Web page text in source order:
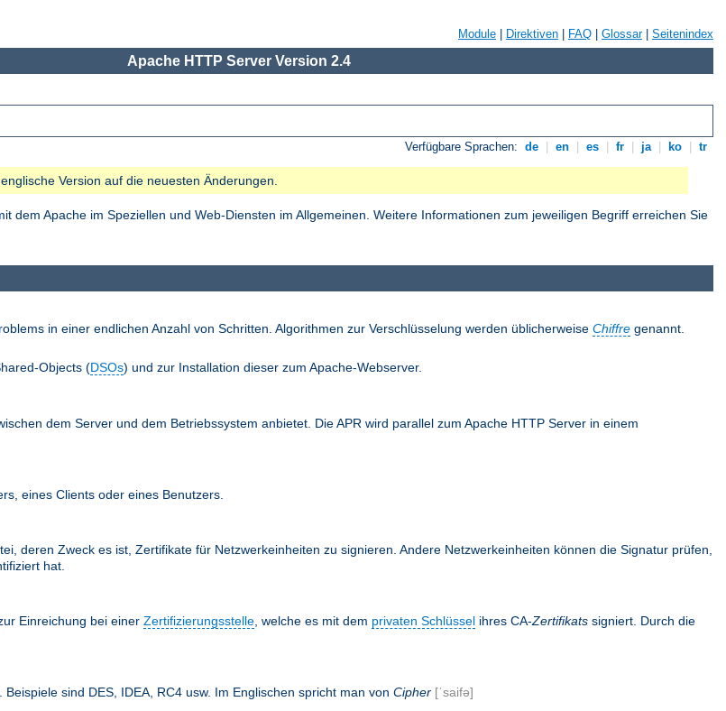
Module Direktiven FAQ Glossar| Seitenindex
Apache HTTP Server Version 2.4
Verfügbare Sprachen: de en es fr ja ko tr
Version auf die neuesten Änderungen.
Apache im Speziellen und Web-Diensten im Allgemeinen. Weitere Informationen zum jeweiligen Begriff erreichen Sie
in einer endlichen Anzahl von Schritten. Algorithmen zur Verschlüsselung werden üblicherweise Chiffre genannt.
Objects (DSOs) und zur Installation dieser zum Apache-Webserver.
dem Server und dem Betriebssystem anbietet. Die APR wird parallel zum Apache HTTP Server in einem
eines Clients oder eines Benutzers.
deren Zweck es ist, Zertifikate für Netzwerkeinheiten zu signieren. Andere Netzwerkeinheiten können die Signatur prüfen,
hat.
Einreichung bei einer Zertifizierungsstelle , welche es mit dem privaten Schlüssel ihres CA-Zertifikats signiert. Durch die
sind DES, IDEA, RC4 usw. Im Englischen spricht man von Cipher [ˈsaifə]